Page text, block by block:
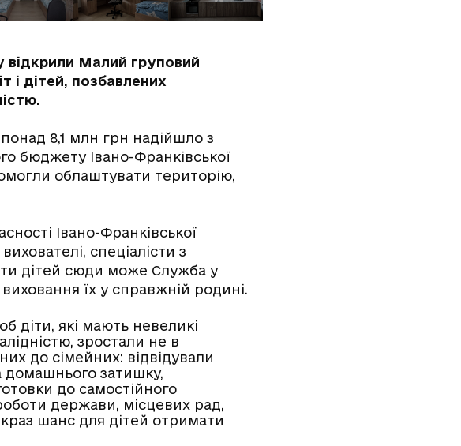
відкрили Малий груповий
дітей, позбавлених
8,1 млн грн надійшло з
бюджету Івано-Франківської
облаштувати територію,
Івано-Франківської
спеціалісти з
дітей сюди може Служба у
їх у справжній родині.
діти, які мають невеликі
зростали не в
до сімейних: відвідували
домашнього затишку,
до самостійного
держави, місцевих рад,
шанс для дітей отримати